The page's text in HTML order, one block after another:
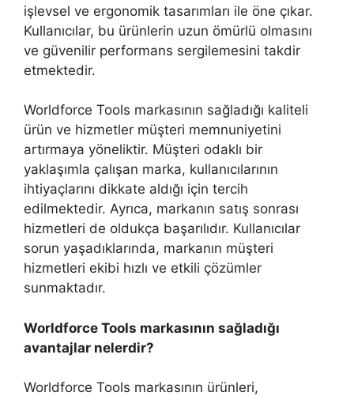
işlevsel ve ergonomik tasarımları ile öne çıkar.
Kullanıcılar, bu ürünlerin uzun ömürlü olmasını
ve güvenilir performans sergilemesini takdir
etmektedir.
Worldforce Tools markasının sağladığı kaliteli
ürün ve hizmetler müşteri memnuniyetini
artırmaya yöneliktir. Müşteri odaklı bir
yaklaşımla çalışan marka, kullanıcılarının
ihtiyaçlarını dikkate aldığı için tercih
edilmektedir. Ayrıca, markanın satış sonrası
hizmetleri de oldukça başarılıdır. Kullanıcılar
sorun yaşadıklarında, markanın müşteri
hizmetleri ekibi hızlı ve etkili çözümler
sunmaktadır.
Worldforce Tools markasının sağladığı
avantajlar nelerdir?
Worldforce Tools markasının ürünleri,